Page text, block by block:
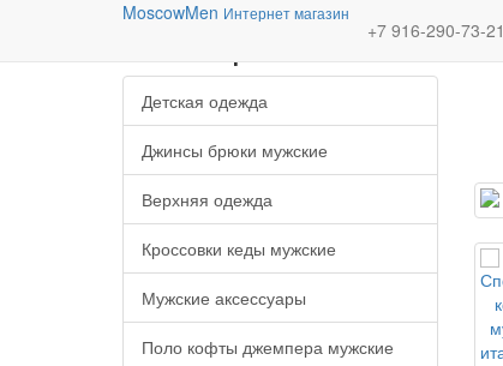
MoscowMen Интернет магазин
+7 916-290-73-21
Детская одежда
Джинсы брюки мужские
Верхняя одежда
Кроссовки кеды мужские
Мужские аксессуары
Поло кофты джемпера мужские